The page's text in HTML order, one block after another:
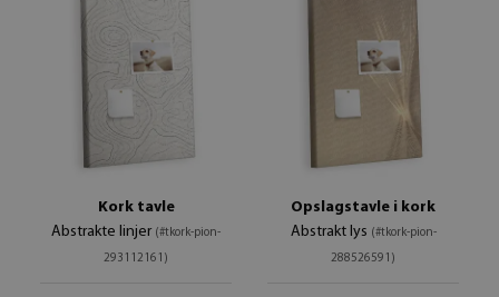
Kork tavle
Abstrakte linjer (#tkork-pion-
293112161)
Opslagstavle i kork
Abstrakt lys (#tkork-pion-
288526591)